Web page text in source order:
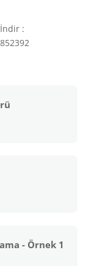
:
- Örnek 1